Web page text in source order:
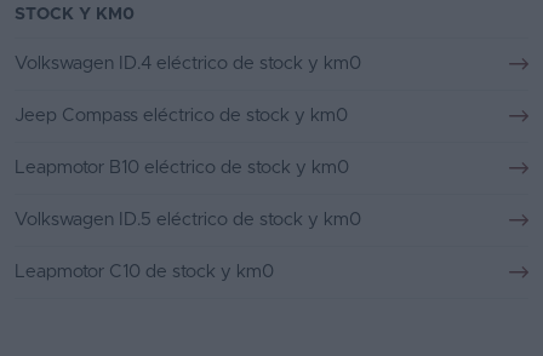
STOCK Y KM0
Volkswagen ID.4 eléctrico de stock y km0
Jeep Compass eléctrico de stock y km0
Leapmotor B10 eléctrico de stock y km0
Volkswagen ID.5 eléctrico de stock y km0
Leapmotor C10 de stock y km0